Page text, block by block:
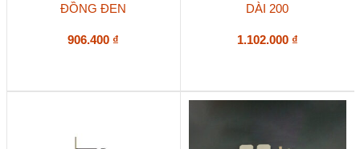
ĐỒNG ĐEN
906.400 ₫
DÀI 200
1.102.000 ₫